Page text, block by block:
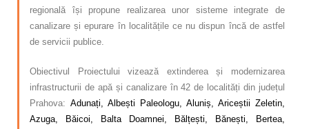
regională își propune realizarea unor sisteme integrate de
canalizare și epurare în localitățile ce nu dispun încă de astfel
de servicii publice.
Obiectivul Proiectului vizează extinderea și modernizarea
infrastructurii de apă și canalizare în 42 de localități din județul
Prahova: Adunați, Albești Paleologu, Aluniș, Ariceștii Zeletin,
Azuga, Băicoi, Balta Doamnei, Bălțești, Bănești, Bertea,